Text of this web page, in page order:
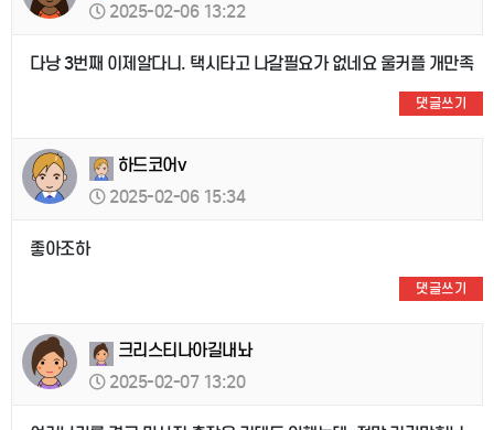
2025-02-06 13:22
다낭 3번째 이제알다니. 택시타고 나갈필요가 없네요 울커플 개만족
댓글쓰기
하드코어v
2025-02-06 15:34
좋아조하
댓글쓰기
크리스티나아길내놔
2025-02-07 13:20